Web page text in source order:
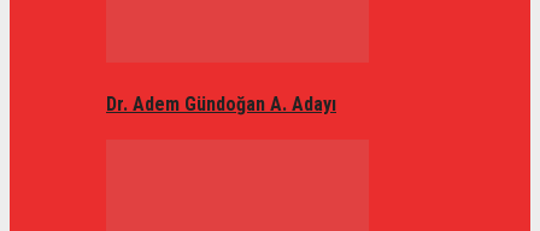
Dr. Adem Gündoğan A. Adayı